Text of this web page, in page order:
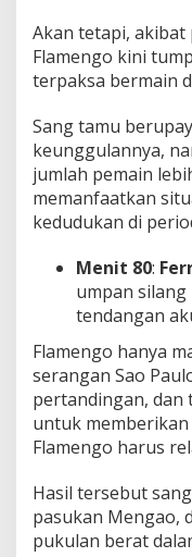
Akan tetapi,
Flamengo kini
terpaksa bermain
Sang tamu
keunggulannya,
jumlah pemain
memanfaatkan
kedudukan di
Menit 80:
umpan
tendangan
Flamengo hanya
serangan Sao
pertandingan, dan
untuk
Flamengo harus
Hasil tersebut
pasukan Mengao,
pukulan berat